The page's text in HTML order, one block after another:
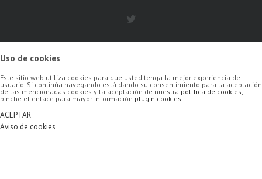
Uso de cookies
Este sitio web utiliza cookies para que usted tenga la mejor experiencia de
usuario. Si continúa navegando está dando su consentimiento para la aceptación
de las mencionadas cookies y la aceptación de nuestra política de cookies
pinche el enlace para mayor información. plugin cookies
ACEPTAR
Aviso de cookies